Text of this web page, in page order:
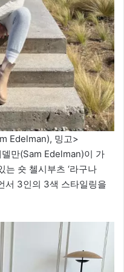
Edelman), 밍고>
만(Sam Edelman)이 가
숏 첼시부츠 ‘라구나
서 3인의 3색 스타일링을